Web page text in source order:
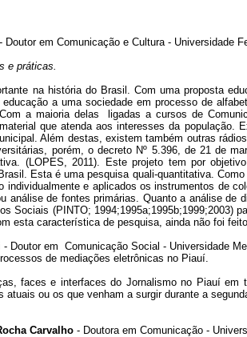
- Doutor em Comunicação e Cultura - Universidade
e práticas.
na história do Brasil. Com uma proposta
a uma sociedade em processo de
a maioria delas ligadas a cursos de
que atenda aos interesses da
Além destas, existem também outras
porém, o decreto Nº 5.396, de 21 de
(LOPES, 2011). Este projeto tem por
Esta é uma pesquisa quali-quantitativa.
e aplicados os instrumentos de
análise de fontes primárias. Quanto a análise de
Sociais (PINTO; 1994;1995a;1995b;1999;2003)
esta característica de pesquisa, ainda não foi
- Doutor em Comunicação Social - Universidade
de mediações eletrônicas no Piauí.
faces e interfaces do Jornalismo no Piauí
ou os que venham a surgir durante a
Carvalho - Doutora em Comunicação -